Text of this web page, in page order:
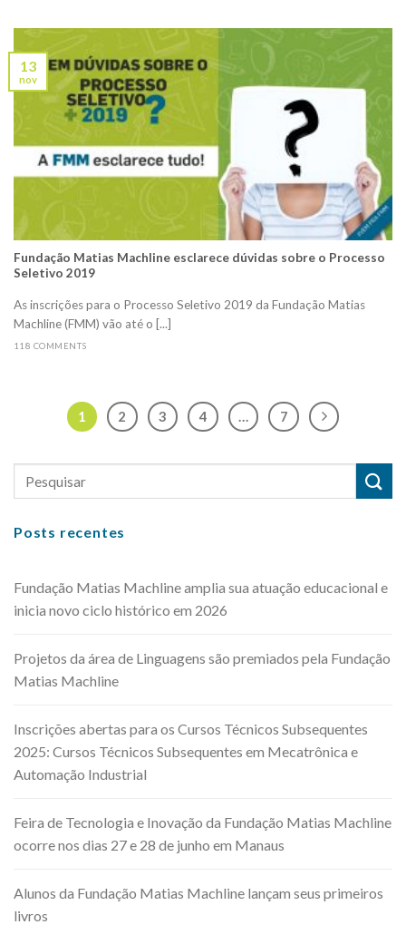
Fundação Matias Machline esclarece dúvidas sobre o Processo
Seletivo 2019
As inscrições para o Processo Seletivo 2019 da Fundação Matias
Machline (FMM) vão até o [...]
118 COMMENTS
13
nov
1 2 3 4 … 7
Posts recentes
Fundação Matias Machline amplia sua atuação educacional e
inicia novo ciclo histórico em 2026
Projetos da área de Linguagens são premiados pela Fundação
Matias Machline
Inscrições abertas para os Cursos Técnicos Subsequentes
2025: Cursos Técnicos Subsequentes em Mecatrônica e
Automação Industrial
Feira de Tecnologia e Inovação da Fundação Matias Machline
ocorre nos dias 27 e 28 de junho em Manaus
Alunos da Fundação Matias Machline lançam seus primeiros
livros